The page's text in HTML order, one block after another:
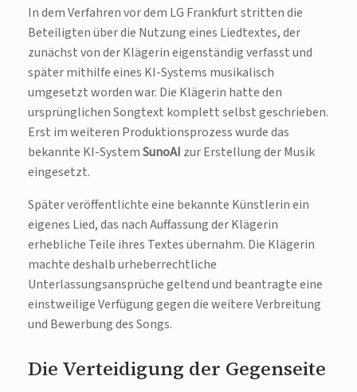
In dem Verfahren vor dem LG Frankfurt stritten die
Beteiligten über die Nutzung eines Liedtextes, der
zunächst von der Klägerin eigenständig verfasst und
später mithilfe eines KI-Systems musikalisch
umgesetzt worden war. Die Klägerin hatte den
ursprünglichen Songtext komplett selbst geschrieben.
Erst im weiteren Produktionsprozess wurde das
bekannte KI-SystemSunoAI zur Erstellung der Musik
eingesetzt.
Später veröffentlichte eine bekannte Künstlerin ein
eigenes Lied, das nach Auffassung der Klägerin
erhebliche Teile ihres Textes übernahm. Die Klägerin
machte deshalb urheberrechtliche
Unterlassungsansprüche geltend und beantragte eine
einstweilige Verfügung gegen die weitere Verbreitung
und Bewerbung des Songs.
Die Verteidigung der Gegenseite